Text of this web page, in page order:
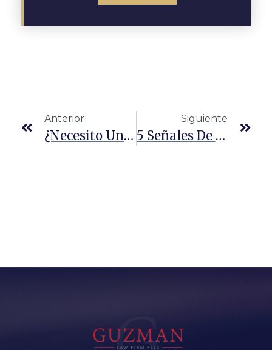
Anterior
¿Necesito Un Abogado Para Un Accidente Laboral En Texas?
Siguiente
5 Señales De Que Estás Siendo Investigado Por Las Autoridades Federales